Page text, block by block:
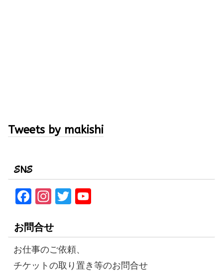
Tweets by makishi
SNS
F
ce
b
o
In
a
gr
a
T
te
r
T
u
お問合せ
お仕事のご依頼、
チケットの取り置き等のお問合せ